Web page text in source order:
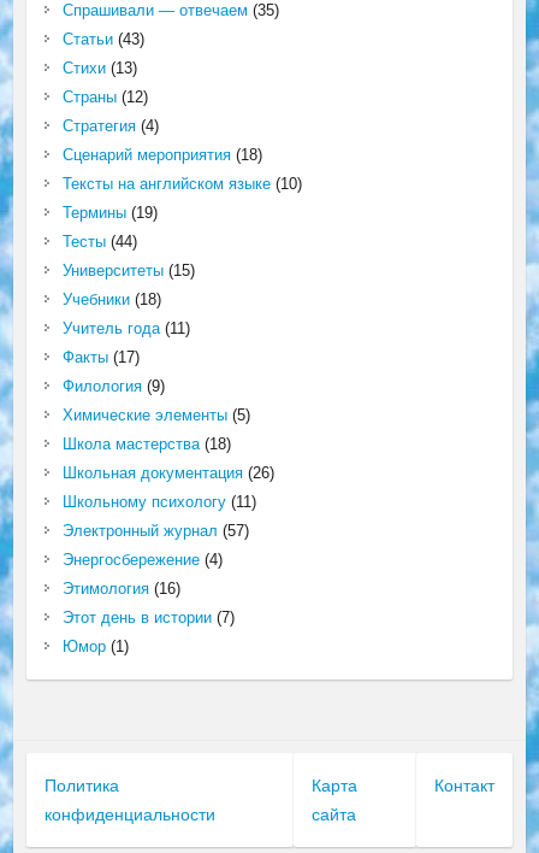
Спрашивали — отвечаем (35)
Статьи(43)
Стихи(13)
Страны(12)
Стратегия(4)
Сценарий мероприятия(18)
Тексты на английском языке(10)
Термины(19)
Тесты(44)
Университеты(15)
Учебники(18)
Учитель года(11)
Факты(17)
Филология(9)
Химические элементы(5)
Школа мастерства(18)
Школьная документация(26)
Школьному психологу(11)
Электронный журнал (57)
Энергосбережение(4)
Этимология(16)
Этот день в истории(7)
Юмор(1)
Политика
конфиденциальности
Карта
сайта
Контакт